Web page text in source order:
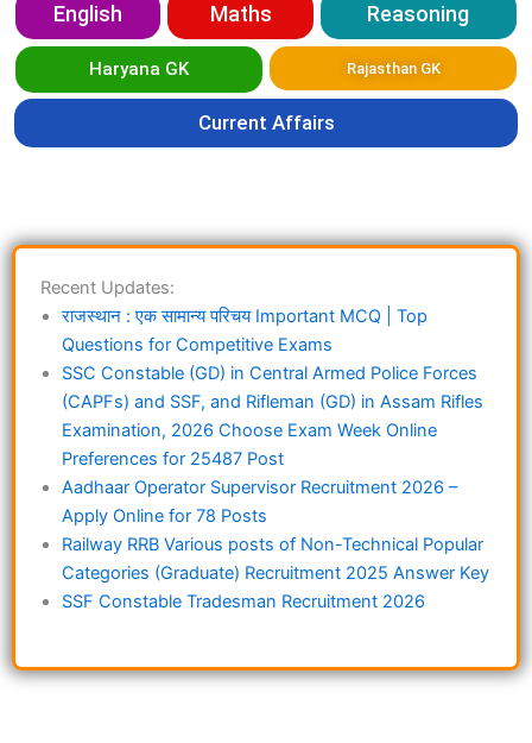
English Maths Reasoning
Haryana GK Rajasthan GK
Current Affairs
Recent Updates:
राजस्थान : एक सामान्य परिचय Important MCQ | Top
Questions for Competitive Exams
SSC Constable (GD) in Central Armed Police Forces
(CAPFs) and SSF, and Rifleman (GD) in Assam Rifles
Examination, 2026 Choose Exam Week Online
Preferences for 25487 Post
Aadhaar Operator Supervisor Recruitment 2026 –
Apply Online for 78 Posts
Railway RRB Various posts of Non-Technical Popular
Categories (Graduate) Recruitment 2025 Answer Key
SSF Constable Tradesman Recruitment 2026